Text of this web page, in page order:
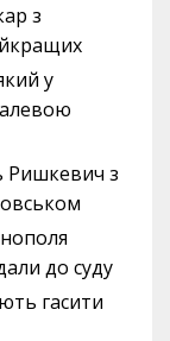
з
у
Ришкевич з
до суду
гасити